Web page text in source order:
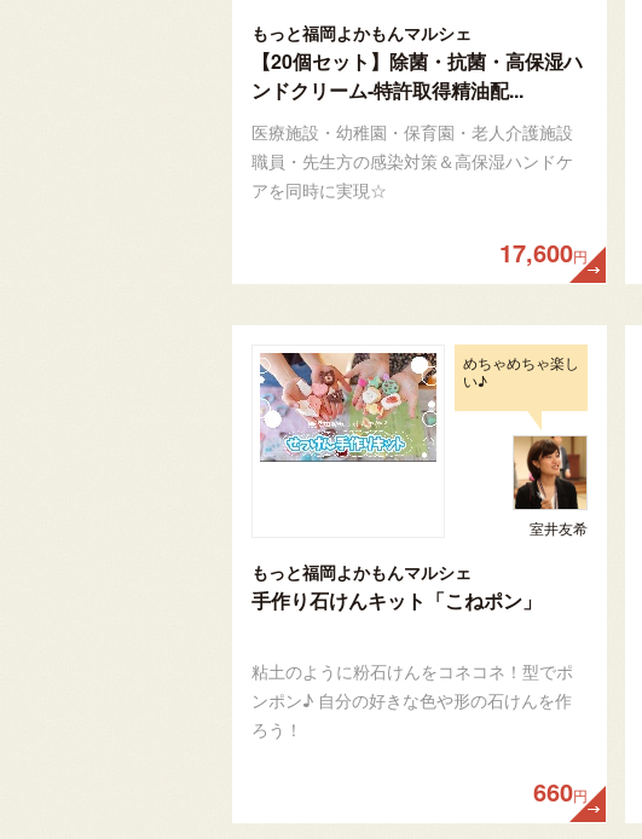
もっと福岡よかもんマルシェ
【20個セット】除菌・抗菌・高保湿ハ
ンドクリーム-特許取得精油配...
医療施設・幼稚園・保育園・老人介護施設
職員・先生方の感染対策＆高保湿ハンドケ
アを同時に実現☆
17,600円
めちゃめちゃ楽し
い♪
室井友希
もっと福岡よかもんマルシェ
手作り石けんキット「こねポン」
粘土のように粉石けんをコネコネ！型でポ
ンポン♪ 自分の好きな色や形の石けんを作
ろう！
660円